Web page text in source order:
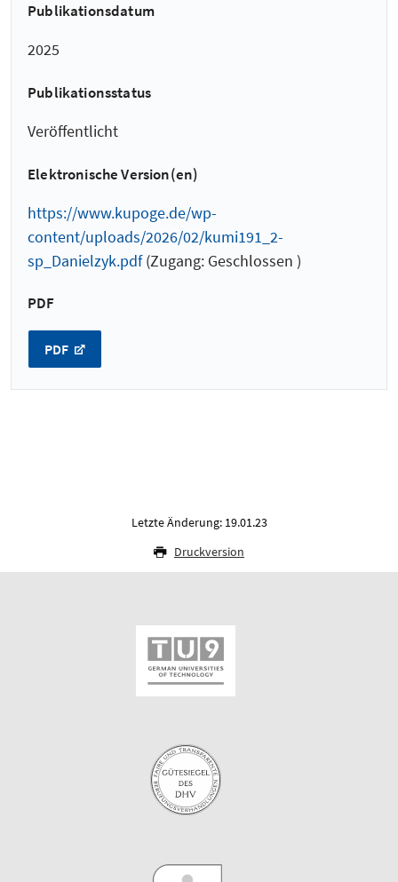
Publikationsdatum
2025
Publikationsstatus
Veröffentlicht
Elektronische Version(en)
https://www.kupoge.de/wp-
content/uploads/2026/02/kumi191_2-
sp_Danielzyk.pdf(Zugang: Geschlossen )
PDF
PDF
Letzte Änderung: 19.01.23
Druckversion